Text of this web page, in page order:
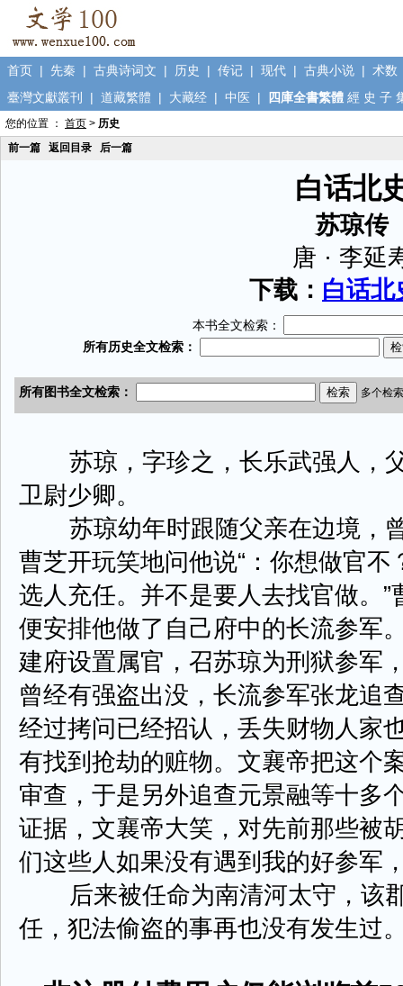
首页 | 先秦 | 古典诗词文 | 历史 | 传记 | 现代 | 古典小说 | 术数
臺灣文獻叢刊
| 道藏繁體 | 大藏经 | 中医 | 四庫全書繁體 經 史 子
您的位置 ： 首页 > 历史
前一篇
返回目录 后一篇
白话北
苏琼传
唐 · 李延
下载： 白话
本书全文检索：
苏琼，字珍之，长乐武强人，
卫尉少卿。
苏琼幼年时跟随父亲在边境，
曹芝开玩笑地问他说“：你想做官不
选人充任。并不是要人去找官做。
便安排他做了自己府中的长流参军
建府设置属官，召苏琼为刑狱参军
曾经有强盗出没，长流参军张龙追
经过拷问已经招认，丢失财物人家
有找到抢劫的赃物。文襄帝把这个
审查，于是另外追查元景融等十多
证据，文襄帝大笑，对先前那些被
们这些人如果没有遇到我的好参军
后来被任命为南清河太守，该
任，犯法偷盗的事再也没有发生过